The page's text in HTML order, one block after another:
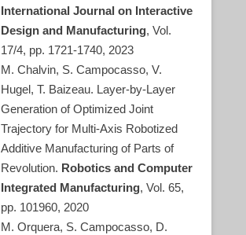
International Journal on Interactive
Design and Manufacturing, Vol.
17/4, pp. 1721-1740, 2023
M. Chalvin, S. Campocasso, V.
Hugel, T. Baizeau. Layer-by-Layer
Generation of Optimized Joint
Trajectory for Multi-Axis Robotized
Additive Manufacturing of Parts of
Revolution. Robotics and Computer
Integrated Manufacturing, Vol. 65,
pp. 101960, 2020
M. Orquera, S. Campocasso, D.